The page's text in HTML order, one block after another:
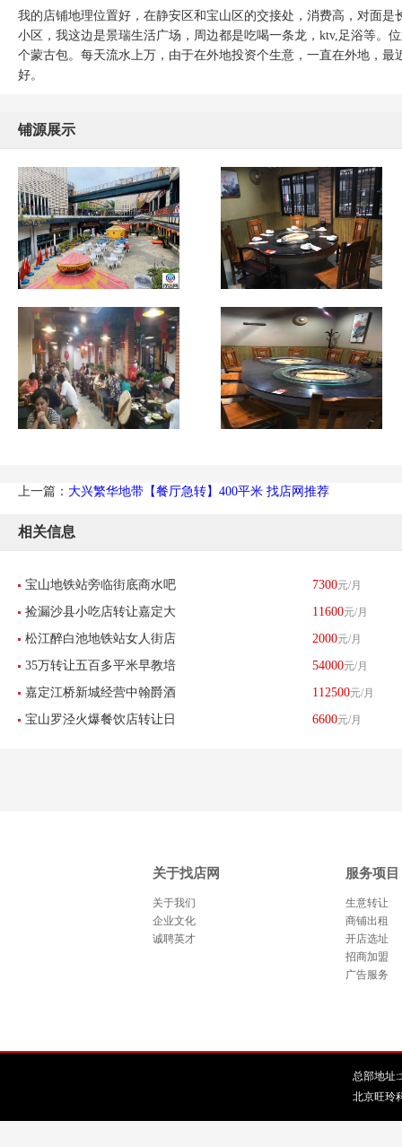
我的店铺地理位置好，在静安区和宝山区的交接处，消费高，对面
小区，我这边是景瑞生活广场，周边都是吃喝一条龙，ktv,足浴等。
个蒙古包。每天流水上万，由于在外地投资个生意，一直在外地，
好。
铺源展示
上一篇： 大兴繁华地带【餐厅急转】400平米 找店网推荐
相关信息
宝山地铁站旁临街底商水吧
小吃店早餐店杂货店低价转
7300元/月
捡漏沙县小吃店转让嘉定大
融城旁十字路口-已转让
11600元/月
松江醉白池地铁站女人街店
铺招租不限行业房租便宜没
2000元/月
35万转让五百多平米早教培
训机构钢琴-已转让
54000元/月
嘉定江桥新城经营中翰爵酒
店忍痛转让-已转让
112500元/月
宝山罗泾火爆餐饮店转让日 6600元/月
关于找店网
关于我们
企业文化
诚聘英才
服务项目
生意转让
商铺出租
开店选址
招商加盟
广告服务
总部地址:
北京旺玲